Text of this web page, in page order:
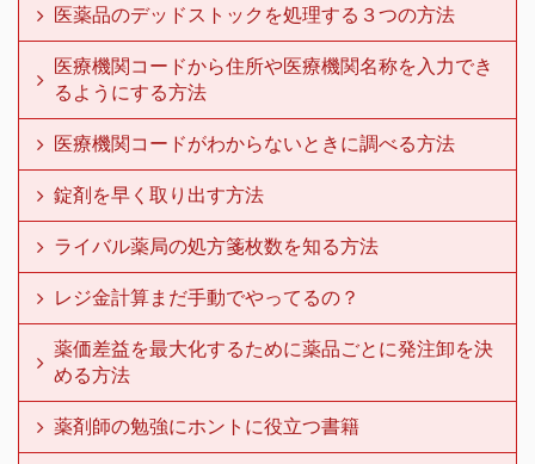
医薬品のデッドストックを処理する３つの方法
医療機関コードから住所や医療機関名称を入力でき
るようにする方法
医療機関コードがわからないときに調べる方法
錠剤を早く取り出す方法
ライバル薬局の処方箋枚数を知る方法
レジ金計算まだ手動でやってるの？
薬価差益を最大化するために薬品ごとに発注卸を決
める方法
薬剤師の勉強にホントに役立つ書籍